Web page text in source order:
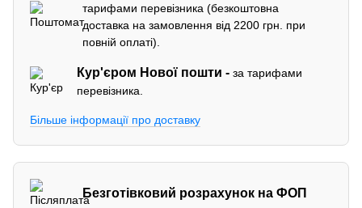
тарифами перевізника (безкоштовна
доставка на замовлення від 2200 грн. при
повній оплаті).
Кур'єром Нової пошти -за тарифами
перевізника.
Більше інформації про доставку
Безготівковий розрахунок на ФОП